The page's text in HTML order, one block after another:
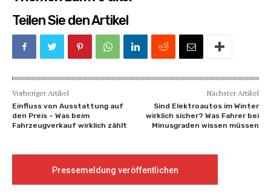
Teilen Sie den Artikel
Vorheriger Artikel
Einfluss von Ausstattung auf
den Preis – Was beim
Fahrzeugverkauf wirklich zählt
Nächster Artikel
Sind Elektroautos im Winter
wirklich sicher? Was Fahrer bei
Minusgraden wissen müssen
Pressemeldung veröffentlichen